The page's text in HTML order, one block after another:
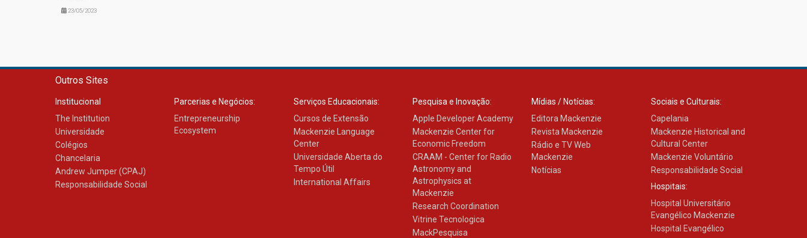
23/05/2023
Outros Sites
Institucional
The Institution
Universidade
Colégios
Chancelaria
Andrew Jumper (CPAJ)
Responsabilidade Social
Parcerias e Negócios:
Entrepreneurship
Ecosystem
Serviços Educacionais:
Cursos de Extensão
Mackenzie Language
Center
Universidade Aberta do
Tempo Útil
International Affairs
Pesquisa e Inovação:
Apple Developer Academy
Mackenzie Center for
Economic Freedom
CRAAM - Center for Radio
Astronomy and
Astrophysics at
Mackenzie
Research Coordination
Vitrine Tecnologica
MackPesquisa
Mídias / Notícias:
Editora Mackenzie
Revista Mackenzie
Rádio e TV Web
Mackenzie
Notícias
Sociais e Culturais:
Capelania
Mackenzie Historical and
Cultural Center
Mackenzie Voluntário
Responsabilidade Social
Hospitais:
Hospital Universitário
Evangélico Mackenzie
Hospital Evangélico